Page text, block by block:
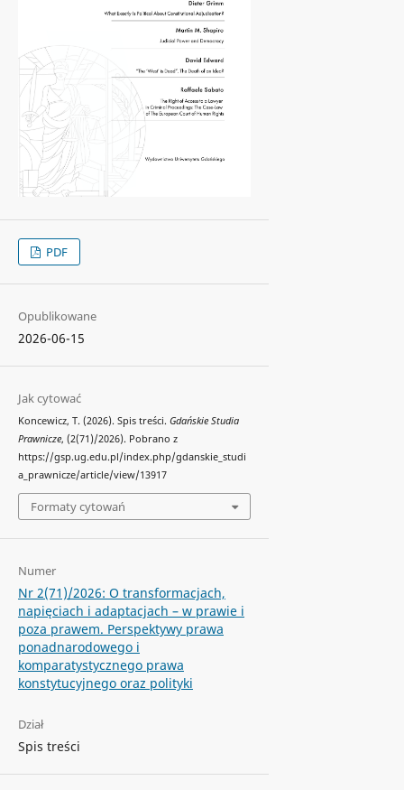
PDF
Opublikowane
2026-06-15
Jak cytować
Koncewicz, T. (2026). Spis treści. Gdańskie Studia
Prawnicze, (2(71)/2026). Pobrano z
https://gsp.ug.edu.pl/index.php/gdanskie_studi
a_prawnicze/article/view/13917
Formaty cytowań
Numer
Nr 2(71)/2026: O transformacjach,
napięciach i adaptacjach – w prawie i
poza prawem. Perspektywy prawa
ponadnarodowego i
komparatystycznego prawa
konstytucyjnego oraz polityki
Dział
Spis treści